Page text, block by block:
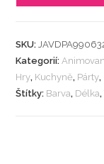
SKU:
Kategorií:
Hry, Kuchyně, Párty,
Štítky: Barva, Délka,